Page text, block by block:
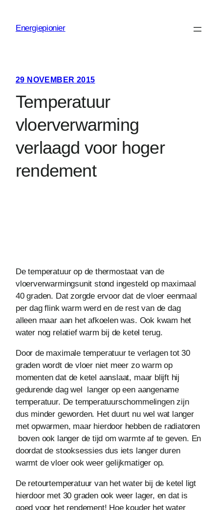
Energiepionier
29 NOVEMBER 2015
Temperatuur
vloerverwarming
verlaagd voor hoger
rendement
De temperatuur op de thermostaat van de
vloerverwarmingsunit stond ingesteld op maximaal
40 graden. Dat zorgde ervoor dat de vloer eenmaal
per dag flink warm werd en de rest van de dag
alleen maar aan het afkoelen was. Ook kwam het
water nog relatief warm bij de ketel terug.
Door de maximale temperatuur te verlagen tot 30
graden wordt de vloer niet meer zo warm op
momenten dat de ketel aanslaat, maar blijft hij
gedurende dag wel langer op een aangename
temperatuur. De temperatuurschommelingen zijn
dus minder geworden. Het duurt nu wel wat langer
met opwarmen, maar hierdoor hebben de radiatoren
boven ook langer de tijd om warmte af te geven. En
doordat de stooksessies dus iets langer duren
warmt de vloer ook weer gelijkmatiger op.
De retourtemperatuur van het water bij de ketel ligt
hierdoor met 30 graden ook weer lager, en dat is
goed voor het rendement! Hoe kouder het water